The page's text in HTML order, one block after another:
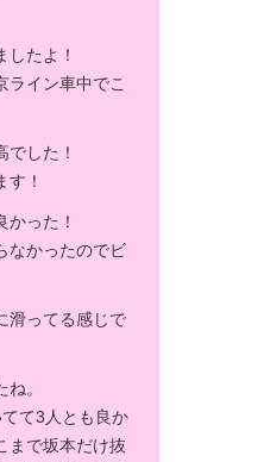
したよ！
ライン車中でこ
でした！
す！
かった！
なかったのでビ
滑ってる感じで
。
て3人とも良か
まで坂本だけ抜